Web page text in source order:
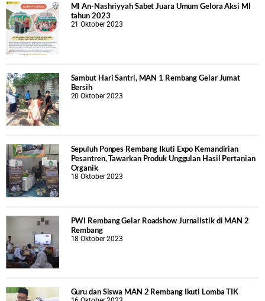
MI An-Nashriyyah Sabet Juara Umum Gelora Aksi MI
tahun 2023
21 Oktober 2023
Sambut Hari Santri, MAN 1 Rembang Gelar Jumat
Bersih
20 Oktober 2023
Sepuluh Ponpes Rembang Ikuti Expo Kemandirian
Pesantren, Tawarkan Produk Unggulan Hasil Pertanian
Organik
18 Oktober 2023
PWI Rembang Gelar Roadshow Jurnalistik di MAN 2
Rembang
18 Oktober 2023
Guru dan Siswa MAN 2 Rembang Ikuti Lomba TIK